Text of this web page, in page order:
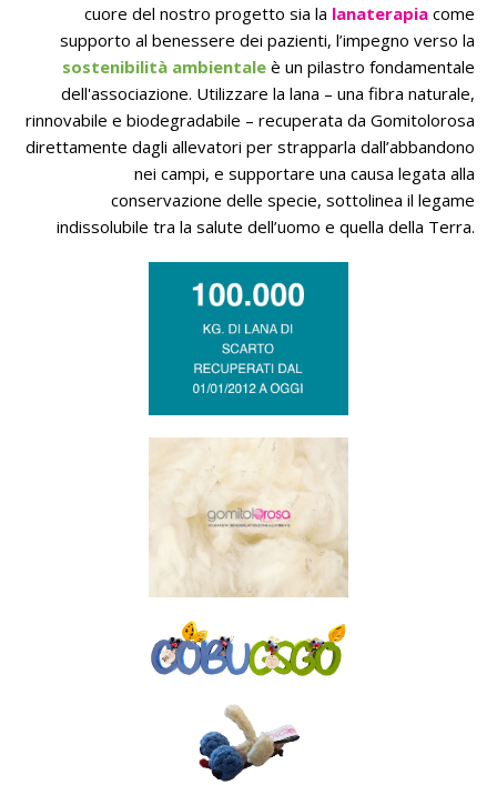
cuore del nostro progetto sia la lanaterapia come
supporto al benessere dei pazienti, l’impegno verso la
sostenibilità ambientale è un pilastro fondamentale
dell'associazione. Utilizzare la lana – una fibra naturale,
rinnovabile e biodegradabile – recuperata da Gomitolorosa
direttamente dagli allevatori per strapparla dall’abbandono
nei campi, e supportare una causa legata alla
conservazione delle specie, sottolinea il legame
indissolubile tra la salute dell’uomo e quella della Terra.